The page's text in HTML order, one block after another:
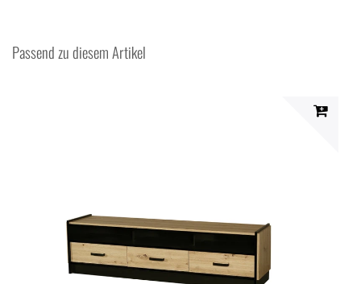
Passend zu diesem Artikel